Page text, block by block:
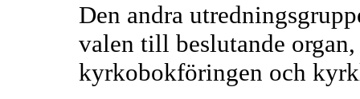
Den andra
valen till beslutande
kyrkobokföringen och